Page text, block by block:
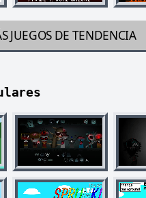
JUEGOS DE TENDENCIA